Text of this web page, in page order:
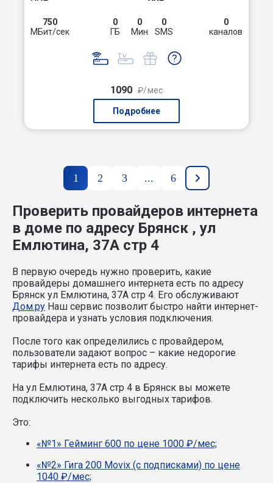
750
МБит/сек
0
ГБ
0
Мин
0
SMS
0
каналов
1090 ₽/мес
Подробнее
1 2 3 ... 6
Проверить провайдеров интернета
в доме по адресу Брянск , ул
Емлютина, 37А стр 4
В первую очередь нужно проверить, какие
провайдеры домашнего интернета есть по адресу
Брянск ул Емлютина, 37А стр 4. Его обслуживают
Дом.ру Наш сервис позволит быстро найти интернет-
провайдера и узнать условия подключения.
После того как определились с провайдером,
пользователи задают вопрос – какие недорогие
тарифы интернета есть по адресу.
На ул Емлютина, 37А стр 4 в Брянск вы можете
подключить несколько выгодных тарифов.
Это:
«№1» Гейминг 600 по цене 1000 ₽/мес;
«№2» Гига 200 Movix (с подписками) по цене
1040 ₽/мес;